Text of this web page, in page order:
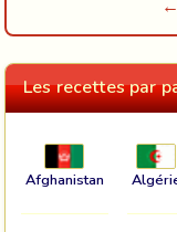
Les recettes par
Afghanistan